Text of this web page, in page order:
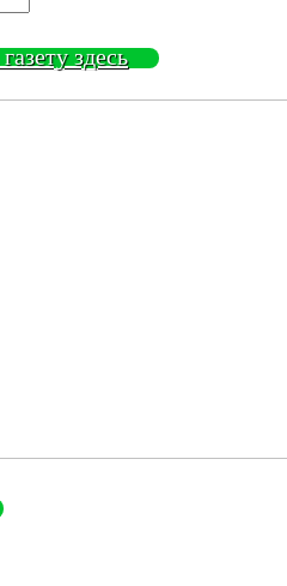
здесь